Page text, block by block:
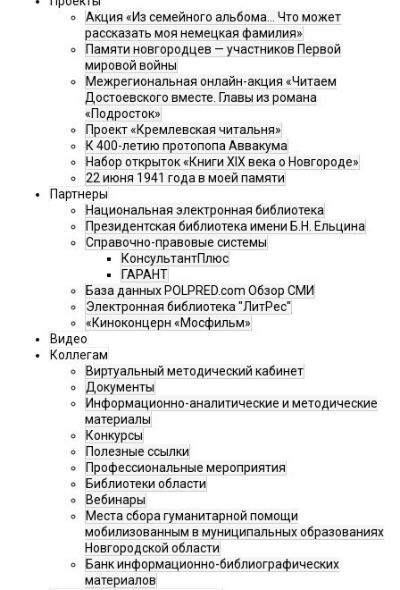
Акция «Из семейного альбома... Что может
рассказать моя немецкая фамилия»
Памяти новгородцев — участников Первой
мировой войны
Межрегиональная онлайн-акция «Читаем
Достоевского вместе. Главы из романа
«Подросток»
Проект «Кремлевская читальня»
К 400-летию протопопа Аввакума
Набор открыток «Книги XIX века о Новгороде»
22 июня 1941 года в моей памяти
Партнеры
Национальная электронная библиотека
Президентская библиотека имени Б.Н. Ельцина
Справочно-правовые системы
КонсультантПлюс
ГАРАНТ
База данных POLPRED.com Обзор СМИ
Электронная библиотека "ЛитРес"
«Киноконцерн «Мосфильм»
Видео
Коллегам
Виртуальный методический кабинет
Документы
Информационно-аналитические и методические
материалы
Конкурсы
Полезные ссылки
Профессиональные мероприятия
Библиотеки области
Вебинары
Места сбора гуманитарной помощи
мобилизованным в муниципальных образованиях
Новгородской области
Банк информационно-библиографических
материалов